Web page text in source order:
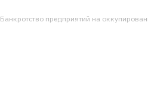
Банкротство предприятий на оккупированных